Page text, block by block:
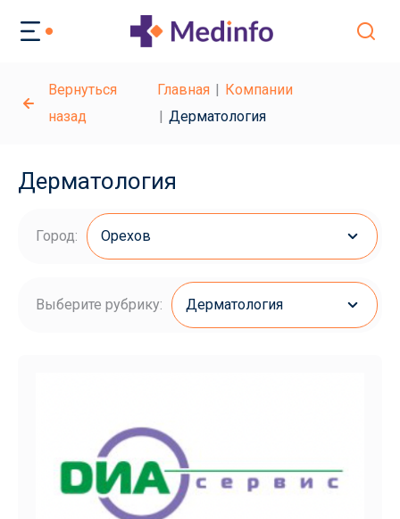
Вернуться
назад
Главная
Компании
Дерматология
Дерматология
Город: Орехов
Выберите рубрику: Дерматология